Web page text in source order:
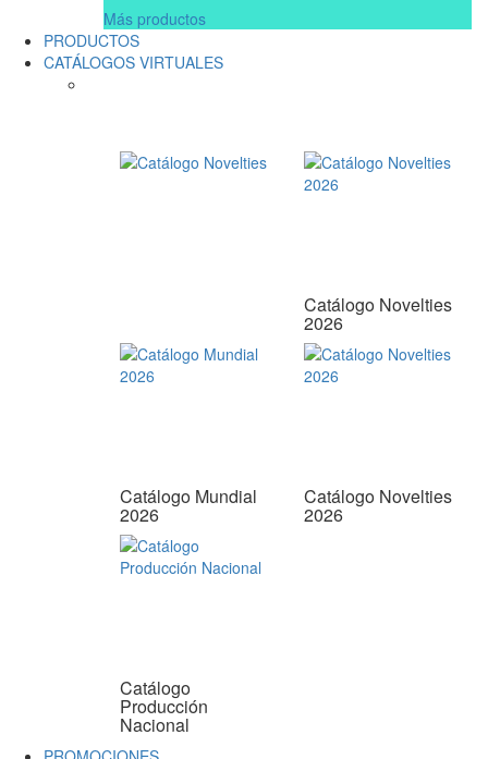
Más productos
PRODUCTOS
CATÁLOGOS VIRTUALES
Catálogo Novelties
2026
Catálogo Mundial
2026
Catálogo Novelties
2026
Catálogo
Producción
Nacional